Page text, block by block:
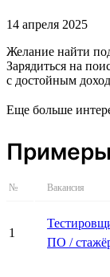
14 апреля 2025
Желание найти
Зарядиться на
с достойным
Еще больше
№ Вакансия
1
ПО /